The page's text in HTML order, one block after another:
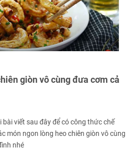
giòn vô cùng đưa cơm cả
bài viết sau đây để có công thức chế
món ngon lòng heo chiên giòn vô cùng
nhé